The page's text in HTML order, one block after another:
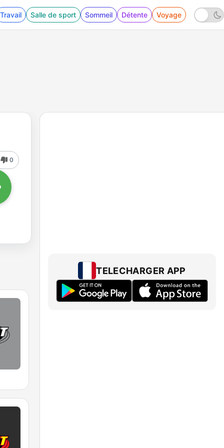
Travail Salle de sport Sommeil Détente Voyage
0
TELECHARGER APP